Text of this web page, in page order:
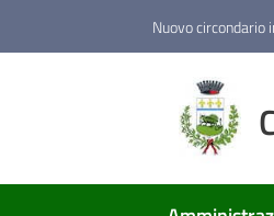
Nuovo circondario